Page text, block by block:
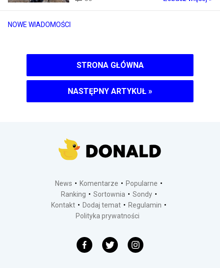
NOWE WIADOMOŚCI
STRONA GŁÓWNA
NASTĘPNY ARTYKUŁ »
News Komentarze
Popularne
Ranking
Sortownia
Sondy
Kontakt
Dodaj temat
Regulamin
Polityka prywatności